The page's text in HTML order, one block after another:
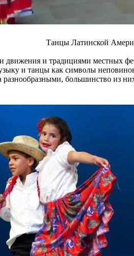
Танцы Латинской
и традициями местных
и танцы как символы
большинство из